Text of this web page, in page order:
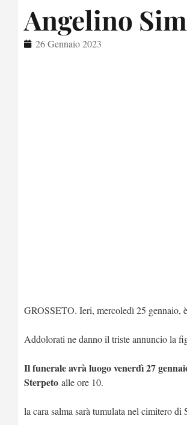
Angelino
26 Gennaio 2023
GROSSETO. Ieri, mercoledì 25 gennaio,
Addolorati ne danno il triste annuncio la
Il funerale avrà luogo venerdì 27
Sterpeto alle ore 10.
la cara salma sarà tumulata nel cimitero di